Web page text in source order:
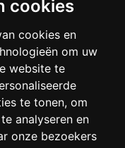
cookies
cookies en
om uw
website te
te tonen, om
analyseren en
onze bezoekers